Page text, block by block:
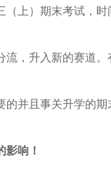
（上）期末考试，
，升入新的赛道
的并且事关升学的
影响！